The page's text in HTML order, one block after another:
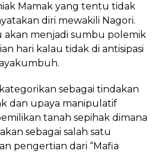
Mamak yang tentu tidak
diri mewakili Nagori.
akan menjadi sumbu polemik
hari kalau tidak di antisipasi
sebagai tindakan
dan upaya manipulatif
tanah sepihak dimana
sebagai salah satu
pengertian dari “Mafia